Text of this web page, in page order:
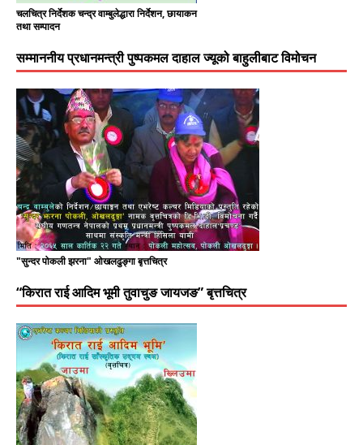
चलचित्र निर्देशक चन्द्र वाम्बुलेद्धारा निर्देशन, छायाकन
तथा सम्पादन
सम्माननीय प्रधानमन्त्री पुष्पकमल दाहाल ज्यूको बाहुलीबाट विमोचन
"सुन्दर पोकली झरना" ओखलढुङ्गा बृत्तचित्र
“किरात राई आदिम भूमी तुवाचुङ जायजङ” बृत्तचित्र